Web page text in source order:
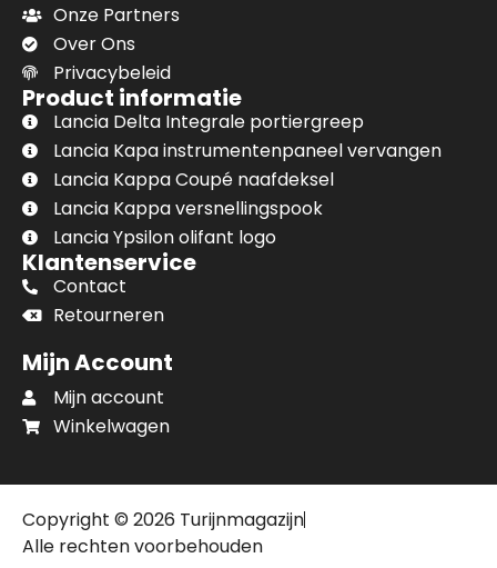
Onze Partners
Over Ons
Privacybeleid
Product informatie
Lancia Delta Integrale portiergreep
Lancia Kapa instrumentenpaneel vervangen
Lancia Kappa Coupé naafdeksel
Lancia Kappa versnellingspook
Lancia Ypsilon olifant logo
Klantenservice
Contact
Retourneren
Mijn Account
Mijn account
Winkelwagen
Copyright © 2026 Turijnmagazijn
Alle rechten voorbehouden